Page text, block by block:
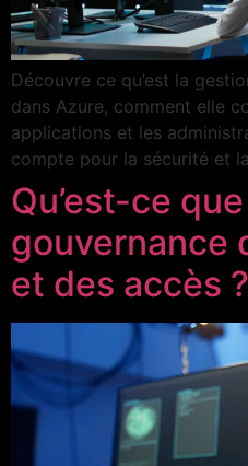
Découvre ce qu’est la
dans Azure, comment elle
applications et les
compte pour la sécurité et
Qu’est-ce
gouvernance
et des accès ?